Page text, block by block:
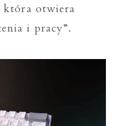
która otwiera
i pracy”.